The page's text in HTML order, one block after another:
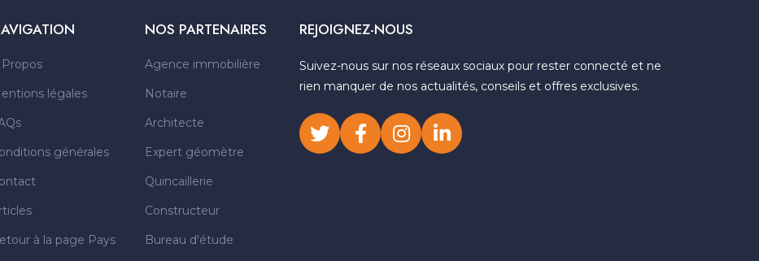
légales
générales
à la page Pays
NOS PARTENAIRES
Agence immobilière
Notaire
Architecte
Expert géomètre
Quincaillerie
Constructeur
Bureau d'étude
REJOIGNEZ-NOUS
Suivez-nous sur nos réseaux sociaux pour rester connecté et ne
rien manquer de nos actualités, conseils et offres exclusives.